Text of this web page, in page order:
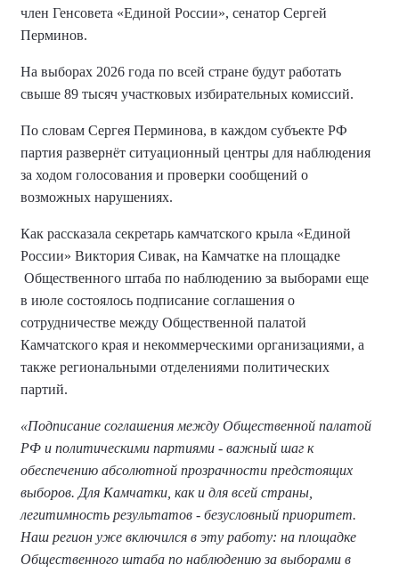
член Генсовета «Единой России», сенатор Сергей
Перминов.
На выборах 2026 года по всей стране будут работать
свыше 89 тысяч участковых избирательных комиссий.
По словам Сергея Перминова, в каждом субъекте РФ
партия развернёт ситуационный центры для наблюдения
за ходом голосования и проверки сообщений о
возможных нарушениях.
Как рассказала секретарь камчатского крыла «Единой
России» Виктория Сивак, на Камчатке на площадке
Общественного штаба по наблюдению за выборами еще
в июле состоялось подписание соглашения о
сотрудничестве между Общественной палатой
Камчатского края и некоммерческими организациями, а
также региональными отделениями политических
партий.
«Подписание соглашения между Общественной палатой
РФ и политическими партиями - важный шаг к
обеспечению абсолютной прозрачности предстоящих
выборов. Для Камчатки, как и для всей страны,
легитимность результатов - безусловный приоритет.
Наш регион уже включился в эту работу: на площадке
Общественного штаба по наблюдению за выборами в